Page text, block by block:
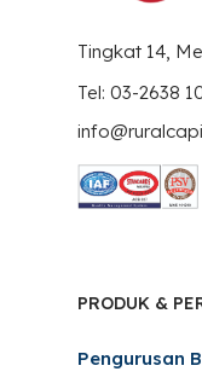
Tingkat 14,
Tel: 03-2638
PRODUK &
Pengurusan